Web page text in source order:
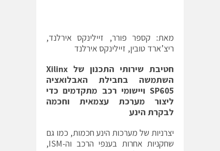
מאת: קספר פורר, זיילינקס אירלנד,
ריצ’ארד טובין, זיילינקס אירלנד
חטיבת שירותי התכנון של Xilinx
השתמשה בחבילת האבלואציה
SP605 ויישומי רכב מתקדמים כדי
ליצור מערכת עצמאית וחכמה
לבקרת הינע
יצרניות של מערכות הינע חכמות, כמו גם
שחקניות אחרות בענפי הרכב וה-ISM,